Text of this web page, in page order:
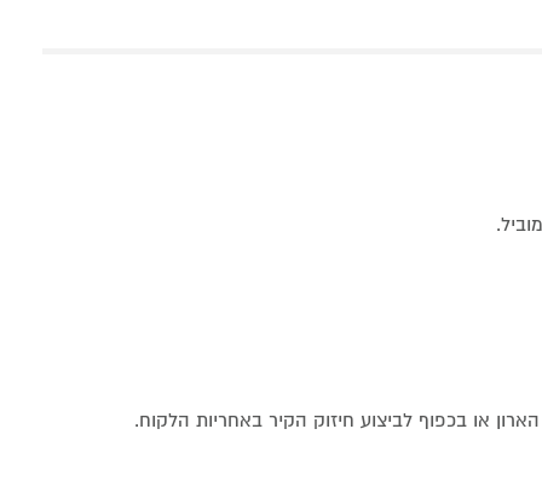
או בכפוף לביצוע חיזוק הקיר באחריות הלקוח.